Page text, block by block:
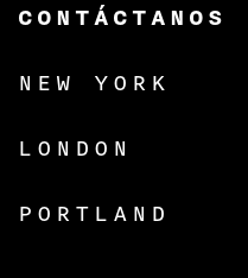
CONTÁCTANOS
NEW YORK
LONDON
PORTLAND